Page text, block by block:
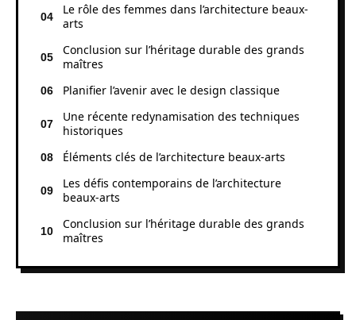
Le rôle des femmes dans l’architecture beaux-
arts
Conclusion sur l’héritage durable des grands
maîtres
Planifier l’avenir avec le design classique
Une récente redynamisation des techniques
historiques
Éléments clés de l’architecture beaux-arts
Les défis contemporains de l’architecture
beaux-arts
Conclusion sur l’héritage durable des grands
maîtres